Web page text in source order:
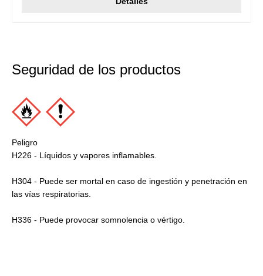
Seguridad de los productos
Peligro
H226 - Líquidos y vapores inflamables.
H304 - Puede ser mortal en caso de ingestión y penetración en
las vías respiratorias.
H336 - Puede provocar somnolencia o vértigo.